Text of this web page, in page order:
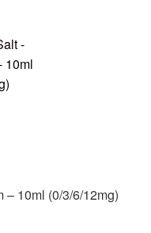
– 10ml (0/3/6/12mg)